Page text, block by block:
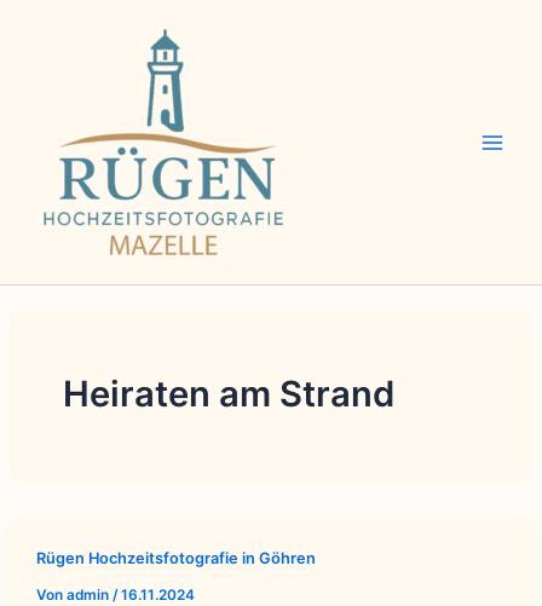
Heiraten am Strand
Rügen Hochzeitsfotografie in Göhren
Von admin /16.11.2024